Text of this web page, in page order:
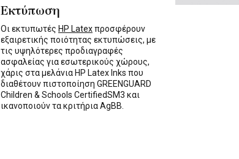
Εκτύπωση
Οι εκτυπωτές HP Latexπροσφέρουν
εξαιρετικής ποιότητας εκτυπώσεις, με
τις υψηλότερες προδιαγραφές
ασφαλείας για εσωτερικούς χώρους,
χάρις στα μελάνια HP Latex Inks που
διαθέτουν πιστοποίηση GREENGUARD
Children & Schools CertifiedSM3 και
ικανοποιούν τα κριτήρια AgBB.